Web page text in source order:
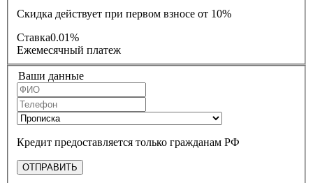
Скидка действует при первом взносе от 10%
Ставка0.01%
Ежемесячный платеж
Ваши данные
Кредит предоставляется только гражданам РФ
ОТПРАВИТЬ